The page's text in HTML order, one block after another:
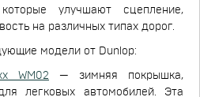
улучшают сцепление,
на различных типах дорог.
модели от Dunlop:
WM02 — зимняя покрышка,
легковых автомобилей. Эта